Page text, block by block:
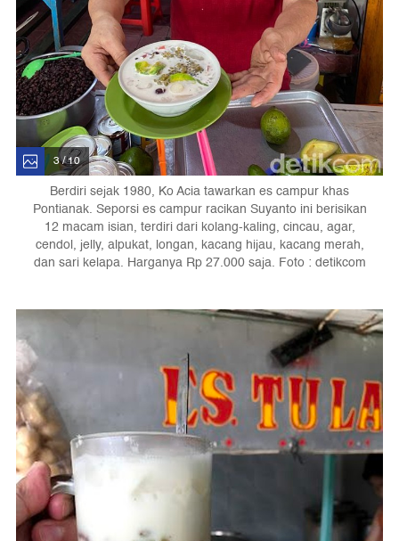
3 / 10
Berdiri sejak 1980, Ko Acia tawarkan es campur khas
Pontianak. Seporsi es campur racikan Suyanto ini berisikan
12 macam isian, terdiri dari kolang-kaling, cincau, agar,
cendol, jelly, alpukat, longan, kacang hijau, kacang merah,
dan sari kelapa. Harganya Rp 27.000 saja. Foto : detikcom